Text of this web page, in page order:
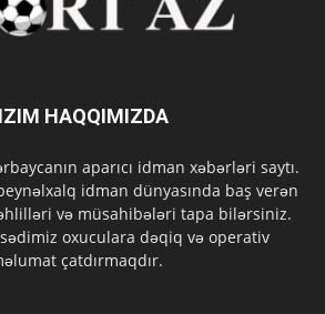
HAQQIMIZDA
aparıcı idman xəbərləri saytı.
idman dünyasında baş verən
və müsahibələri tapa bilərsiniz.
oxuculara dəqiq və operativ
çatdırmaqdır.